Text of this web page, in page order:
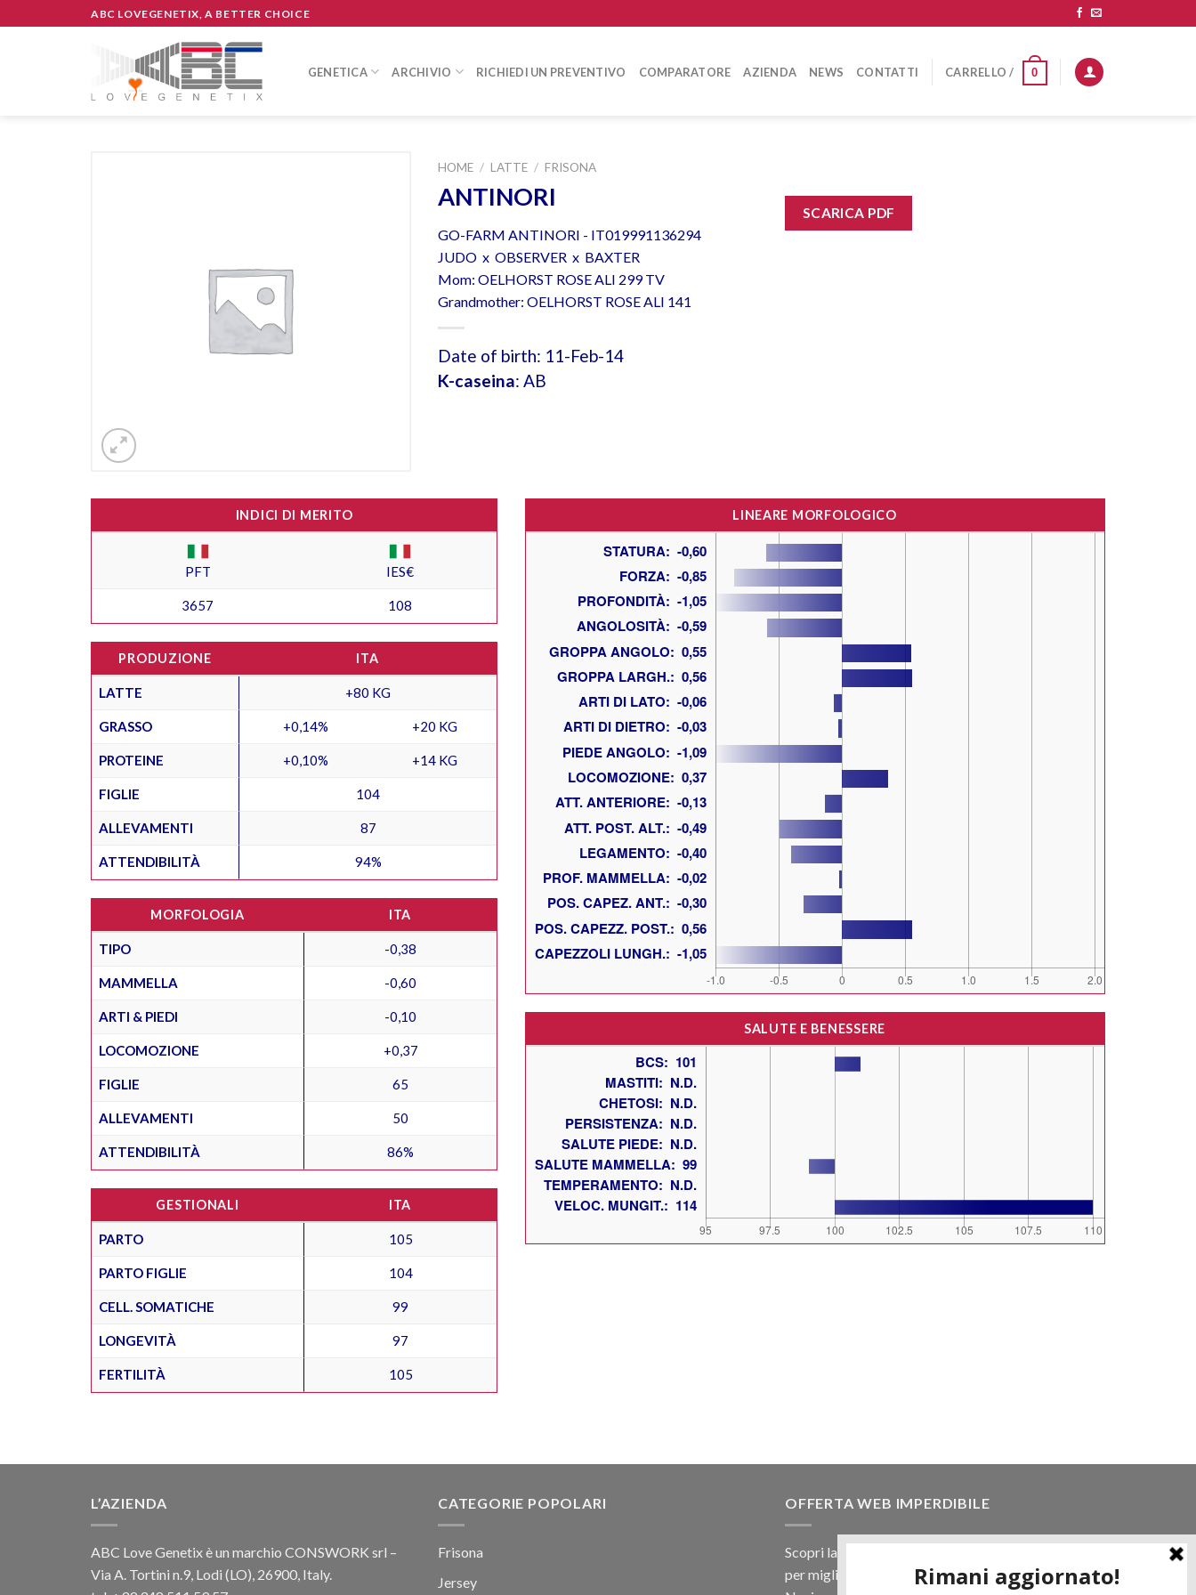
to
ABC LOVEGENETIX, A BETTER CHOICE
GENETICA ARCHIVIO RICHIEDI UN PREVENTIVO COMPARATORE AZIENDA NEWS CONTATTI CARRELLO / 0
HOME / LATTE / FRISONA
ANTINORI
GO-FARM ANTINORI - IT019991136294
JUDO x OBSERVER x BAXTER
Mom: OELHORST ROSE ALI 299 TV
Grandmother: OELHORST ROSE ALI 141
Date of birth: 11-Feb-14
K-caseina: AB
SCARICA PDF
INDICI DI MERITO
PFT IES€
3657 108
PRODUZIONE ITA
LATTE +80 KG
GRASSO +0,14% +20 KG
PROTEINE +0,10% +14 KG
FIGLIE 104
ALLEVAMENTI 87
ATTENDIBILITÀ 94%
MORFOLOGIA ITA
TIPO -0,38
MAMMELLA -0,60
ARTI & PIEDI -0,10
LOCOMOZIONE +0,37
FIGLIE 65
ALLEVAMENTI 50
ATTENDIBILITÀ 86%
GESTIONALI ITA
PARTO 105
PARTO FIGLIE 104
CELL. SOMATICHE 99
LONGEVITÀ 97
FERTILITÀ 105
LINEARE MORFOLOGICO
SALUTE E BENESSERE
L’AZIENDA
ABC Love Genetix è un marchio CONSWORK srl –
Via A. Tortini n.9, Lodi (LO), 26900, Italy.
CATEGORIE POPOLARI
Frisona
Jersey
OFFERTA WEB IMPERDIBILE
Scopri la nostra offerta web! Un prezzo mai visto,
per migliaia di prodotti.